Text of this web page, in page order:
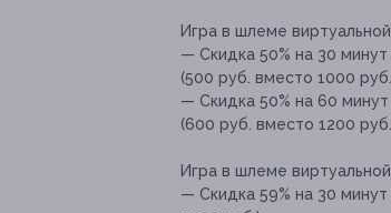
Игра в шлеме
— Скидка 50% на 30
(500 руб. вместо 1000
— Скидка 50% на 60
(600 руб. вместо 1200
Игра в шлеме
— Скидка 59% на 30